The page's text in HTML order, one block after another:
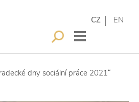
CZ EN
dny sociální práce 2021“